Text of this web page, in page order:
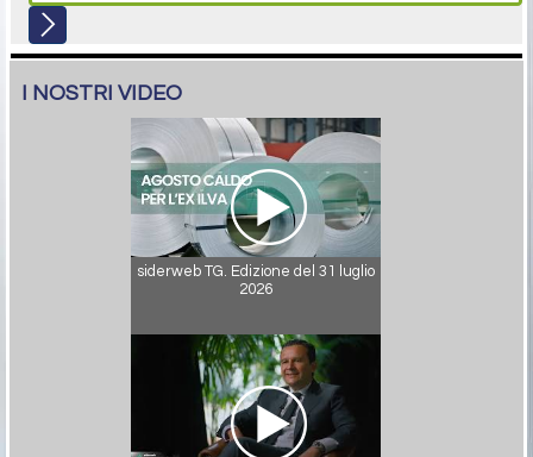
I NOSTRI VIDEO
siderweb TG. Edizione del 31 luglio
2026